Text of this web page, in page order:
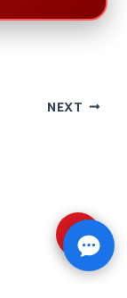
NEXT
⇧